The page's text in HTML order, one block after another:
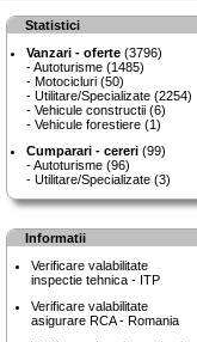
Statistici
Vanzari - oferte (3796)
Autoturisme (1485)
Motocicluri (50)
Utilitare/Specializate (2254)
Vehicule constructii (6)
Vehicule forestiere (1)
Cumparari - cereri (99)
Autoturisme (96)
Utilitare/Specializate (3)
Informatii
Verificare valabilitate
inspectie tehnica - ITP
Verificare valabilitate
asigurare RCA - Romania